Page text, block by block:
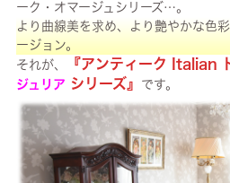
ーク・オマージュシリーズ…。
より曲線美を求め、より艶やかな色
ージョン。
それが、
『アンティーク Italian
ジュリア シリーズ』 です。